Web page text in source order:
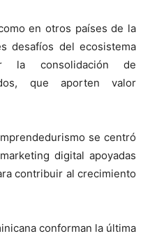
en otros países de la
desafíos del ecosistema
la consolidación de
que aporten valor
se centró
digital apoyadas
contribuir al crecimiento
conforman la última